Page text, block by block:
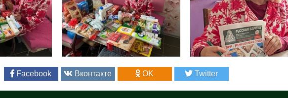
Facebook Вконтакте OK Twitter